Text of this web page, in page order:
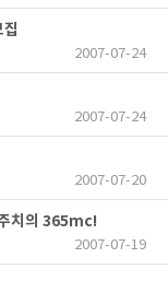
2007-07-24
2007-07-24
2007-07-20
치의 365mc!
2007-07-19